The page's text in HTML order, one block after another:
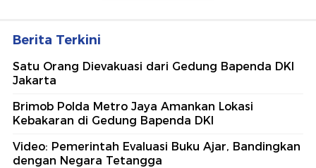
Berita Terkini
Satu Orang Dievakuasi dari Gedung Bapenda DKI
Jakarta
Brimob Polda Metro Jaya Amankan Lokasi
Kebakaran di Gedung Bapenda DKI
Video: Pemerintah Evaluasi Buku Ajar, Bandingkan
dengan Negara Tetangga